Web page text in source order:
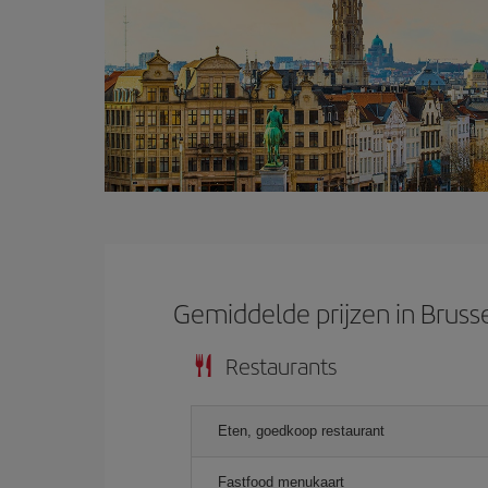
Gemiddelde prijzen in
Restaurants
Eten, goedkoop restaurant
Fastfood menukaart